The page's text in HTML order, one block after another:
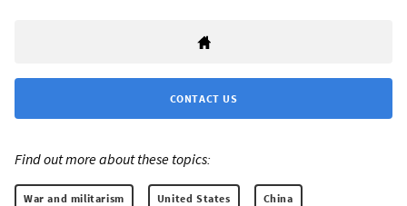
CONTACT US
Find out more about these topics:
War and militarism United States China